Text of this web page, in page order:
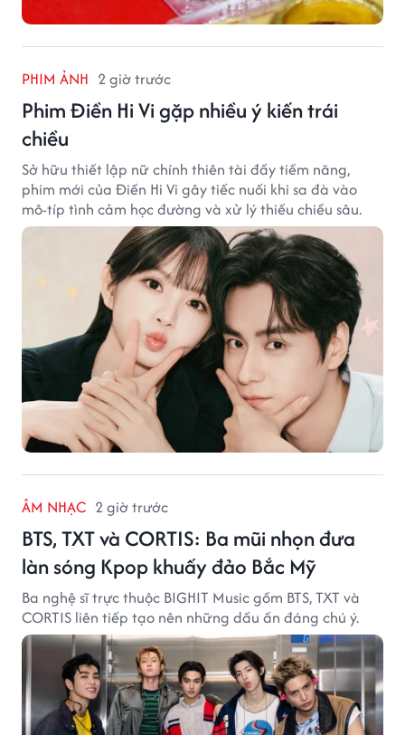
PHIM ẢNH 2 giờ trước
Phim Điền Hi Vi gặp nhiều ý kiến trái
chiều
Sở hữu thiết lập nữ chính thiên tài đầy tiềm năng,
phim mới của Điền Hi Vi gây tiếc nuối khi sa đà vào
mô-típ tình cảm học đường và xử lý thiếu chiều sâu.
ÂM NHẠC 2 giờ trước
BTS, TXT và CORTIS: Ba mũi nhọn đưa
làn sóng Kpop khuấy đảo Bắc Mỹ
Ba nghệ sĩ trực thuộc BIGHIT Music gồm BTS, TXT và
CORTIS liên tiếp tạo nên những dấu ấn đáng chú ý.